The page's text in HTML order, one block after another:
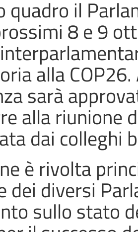
quadro il
8 e 9
alla COP26.
sarà
alla riunione
dai colleghi
è rivolta
dei diversi
sullo stato